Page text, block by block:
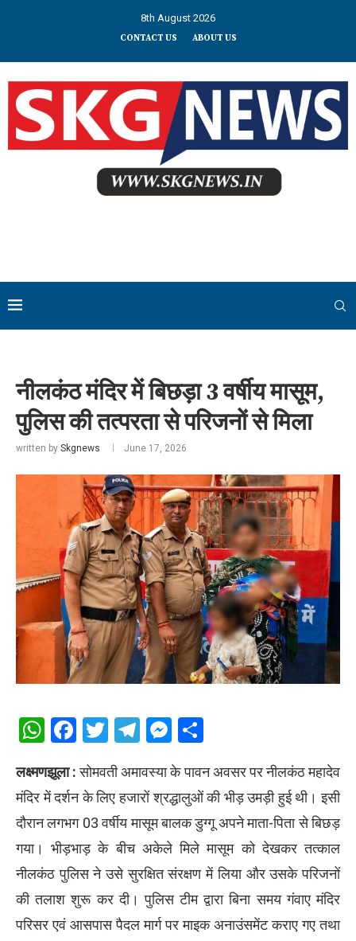
8th August 2026
CONTACT US ABOUT US
नीलकंठ मंदिर में बिछड़ा 3 वर्षीय मासूम,
पुलिस की तत्परता से परिजनों से मिला
written by Skgnews June 17, 2026
WhatsApp
Facebook
Twitter
Telegram
Messenger
लक्ष्मणझूला :सोमवती अमावस्या के पावन अवसर पर नीलकंठ महादेव
मंदिर में दर्शन के लिए हजारों श्रद्धालुओं की भीड़ उमड़ी हुई थी। इसी
दौरान लगभग 03 वर्षीय मासूम बालक डुग्गू अपने माता-पिता से बिछड़
गया। भीड़भाड़ के बीच अकेले मिले मासूम को देखकर तत्काल
नीलकंठ पुलिस ने उसे सुरक्षित संरक्षण में लिया और उसके परिजनों
की तलाश शुरू कर दी। पुलिस टीम द्वारा बिना समय गंवाए मंदिर
परिसर एवं आसपास पैदल मार्ग पर माइक अनाउंसमेंट कराए गए तथा